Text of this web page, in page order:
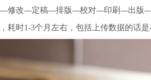
修改---定稿---排版---校对---印刷---出版
耗时1-3个月左右，包括上传数据的话